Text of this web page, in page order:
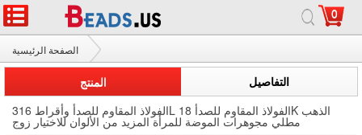
0
الصفحة الرئيسية
الفولاذ المقاوم للصدأ وأقراط
المنتج
التفاصيل
الفولاذ المقاوم للصدأ وأقراط 316L الفولاذ المقاوم للصدأ 18K الذهب
مطلي مجوهرات الموضة للمرأة المزيد من الألوان للاختيار زوج